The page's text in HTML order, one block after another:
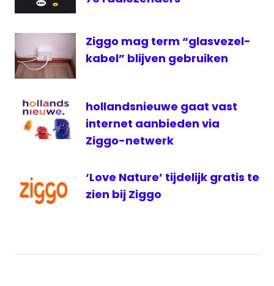
reclame
ziggo
Ziggo mag term “glasvezel-
kabel” blijven gebruiken
hollandsnieuwe gaat vast
internet aanbieden via
Ziggo-netwerk
‘Love Nature’ tijdelijk gratis te
zien bij Ziggo